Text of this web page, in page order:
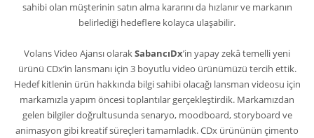
sahibi olan müşterinin satın alma kararını da hızlanır ve markanın
belirlediği hedeflere kolayca ulaşabilir.
Volans Video AjansıolarakSabancıDx’in yapay zekâ temelli yeni
ürünü CDx’in lansmanıiçin 3 boyutlu video ürünümüzü tercih ettik.
Hedef kitlenin ürün hakkında bilgi sahibi olacağı lansman videosu için
markamızla yapım öncesi toplantılar gerçekleştirdik. Markamızdan
gelen bilgiler doğrultusunda senaryo, moodboard, storyboard ve
animasyon gibi kreatif süreçleri tamamladık. CDx ürününün çimento